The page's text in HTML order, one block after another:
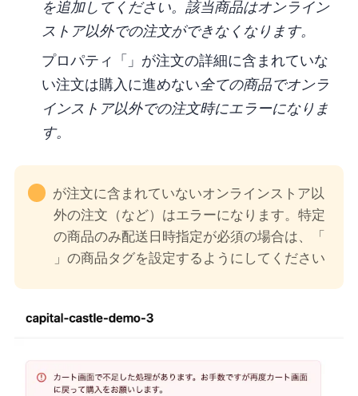
を追加してください。該当商品はオンライン
ストア以外での注文ができなくなります。
プロパティ「__ccValid」が注文の詳細に含まれていな
い注文は購入に進めない全ての商品でオンラ
インストア以外での注文時にエラーになりま
す。
"__ccValid"が注文に含まれていないオンラインストア以
外の注文（tiktokshop, googleなど）はエラーになります。特定
の商品のみ配送日時指定が必須の場合は、「cc-dnt-valid-
check」の商品タグを設定するようにしてください